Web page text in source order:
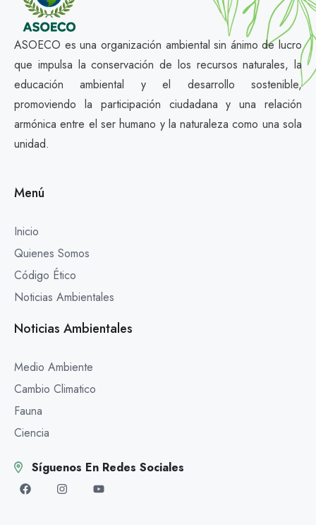
ASOECO es una organización ambiental sin ánimo de lucro
que impulsa la conservación de los recursos naturales, la
educación ambiental y el desarrollo sostenible,
promoviendo la participación ciudadana y una relación
armónica entre el ser humano y la naturaleza como una sola
unidad.
Menú
Inicio
Quienes Somos
Código Ético
Noticias Ambientales
Noticias Ambientales
Medio Ambiente
Cambio Climatico
Fauna
Ciencia
Síguenos En Redes Sociales